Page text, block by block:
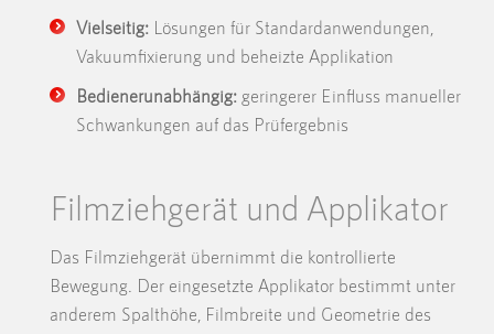
Vielseitig: Lösungen für Standardanwendungen,
Vakuumfixierung und beheizte Applikation
Bedienerunabhängig: geringerer Einfluss manueller
Schwankungen auf das Prüfergebnis
Filmziehgerät und Applikator
Das Filmziehgerät übernimmt die kontrollierte
Bewegung. Der eingesetzte Applikator bestimmt unter
anderem Spalthöhe, Filmbreite und Geometrie des